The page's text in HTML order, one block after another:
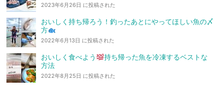
2023年6月26日 に投稿された
おいしく持ち帰ろう！釣ったあとにやってほしい魚の〆
方
2022年6月13日 に投稿された
おいしく食べよう
持ち帰った魚を冷凍するベストな
方法
2022年8月25日 に投稿された